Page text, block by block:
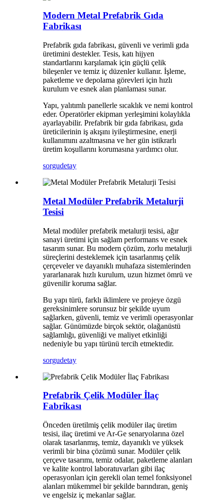
Modern Metal Prefabrik Gıda
Fabrikası
Prefabrik gıda fabrikası, güvenli ve verimli gıda
üretimini destekler. Tesis, katı hijyen
standartlarını karşılamak için güçlü çelik
bileşenler ve temiz iç düzenler kullanır. İşleme,
paketleme ve depolama görevleri için hızlı
kurulum ve esnek alan planlaması sunar.
Yapı, yalıtımlı panellerle sıcaklık ve nemi kontrol
eder. Operatörler ekipman yerleşimini kolaylıkla
ayarlayabilir. Prefabrik bir gıda fabrikası, gıda
üreticilerinin iş akışını iyileştirmesine, enerji
kullanımını azaltmasına ve her gün istikrarlı
üretim koşullarını korumasına yardımcı olur.
sorgudetay
Metal Modüler Prefabrik Metalurji
Tesisi
Metal modüler prefabrik metalurji tesisi, ağır
sanayi üretimi için sağlam performans ve esnek
tasarım sunar. Bu modern çözüm, zorlu metalurji
süreçlerini desteklemek için tasarlanmış çelik
çerçeveler ve dayanıklı muhafaza sistemlerinden
yararlanarak hızlı kurulum, uzun hizmet ömrü ve
güvenilir koruma sağlar.
Bu yapı türü, farklı iklimlere ve projeye özgü
gereksinimlere sorunsuz bir şekilde uyum
sağlarken, güvenli, temiz ve verimli operasyonlar
sağlar. Günümüzde birçok sektör, olağanüstü
sağlamlığı, güvenliği ve maliyet etkinliği
nedeniyle bu yapı türünü tercih etmektedir.
sorgudetay
Prefabrik Çelik Modüler İlaç
Fabrikası
Önceden üretilmiş çelik modüler ilaç üretim
tesisi, ilaç üretimi ve Ar-Ge senaryolarına özel
olarak tasarlanmış, temiz, dayanıklı ve yüksek
verimli bir bina çözümü sunar. Modüler çelik
çerçeve tasarımı, temiz odalar, paketleme alanları
ve kalite kontrol laboratuvarları gibi ilaç
operasyonları için gerekli olan temel fonksiyonel
alanları mükemmel bir şekilde barındıran, geniş
ve engelsiz iç mekanlar sağlar.